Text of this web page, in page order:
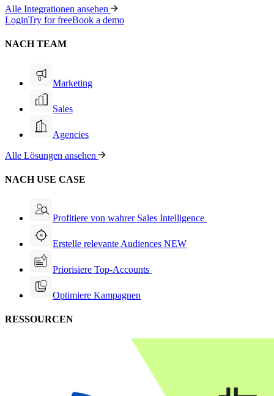
Alle Integrationen ansehen
LoginTry for freeBook a demo
NACH TEAM
Marketing
Sales
Agencies
Alle Lösungen ansehen
NACH USE CASE
Profitiere von wahrer Sales Intelligence
Erstelle relevante Audiences NEW
Priorisiere Top-Accounts
Optimiere Kampagnen
RESSOURCEN